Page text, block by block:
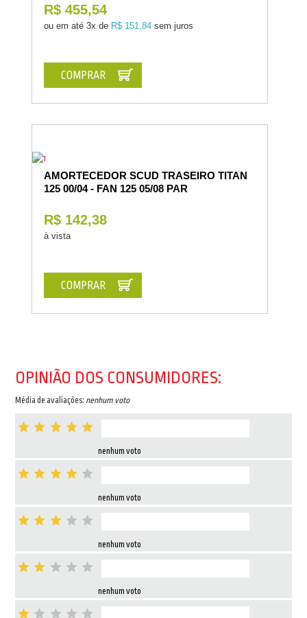
R$ 455,54
ou em até 3x de R$ 151,84 sem juros
COMPRAR
AMORTECEDOR SCUD TRASEIRO TITAN
125 00/04 - FAN 125 05/08 PAR
R$ 142,38
à vista
COMPRAR
OPINIÃO DOS CONSUMIDORES:
Média de avaliações: nenhum voto
nenhum voto
nenhum voto
nenhum voto
nenhum voto